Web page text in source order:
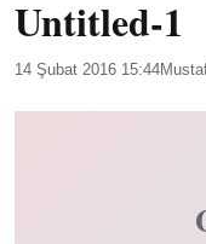
Untitled-1
14 Şubat 2016 15:44